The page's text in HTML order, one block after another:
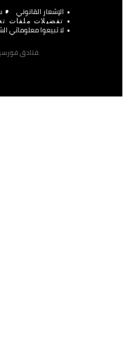
الإشعار القانوني
تفضيلات ملفات
لا تبيعوا معلوماتي
©فنادق فورسيزونز المحدودة 1997 - 2026. جميع الحقوق محفوظة.